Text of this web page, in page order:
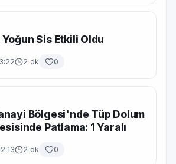
Sis Etkili Oldu
2 dk 0
Bölgesi'nde Tüp Dolum
Patlama: 1 Yaralı
2 dk 0